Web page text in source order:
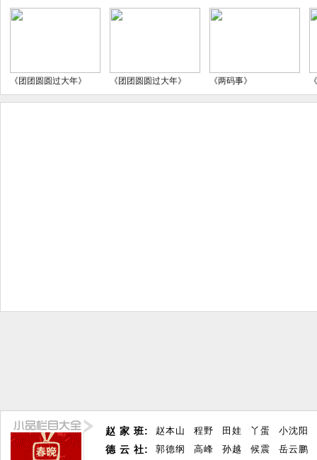
《团团圆圆过大年》 《团团圆圆过大年》 《两码事》
赵 家 班:
德 云 社:
赵本山 程野 田娃 丫蛋
小沈阳
郭德纲
高峰 孙越 候震 岳云鹏